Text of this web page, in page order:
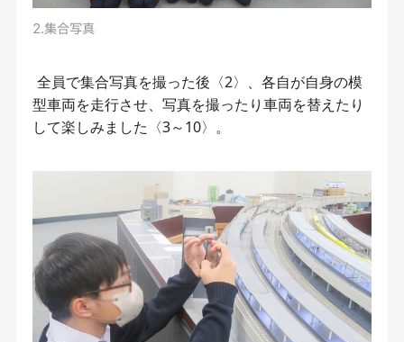
2.集合写真
全員で集合写真を撮った後〈2〉、各自が自身の模
型車両を走行させ、写真を撮ったり車両を替えたり
して楽しみました〈3～10〉。